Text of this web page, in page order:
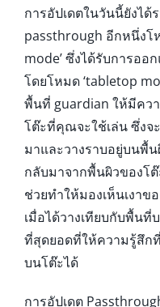
การอัปเดตในวันนี้ยังไ
passthrough อีกหนึ่งโ
mode’ ซึ่งได้รับการออ
โดยโหมด ‘tabletop
พื้นที่ guardian ให้มีคว
โต๊ะที่คุณจะใช้เล่น ซึ่งจ
มาและวางราบอยู่บนพื้
กลับมาจากพื้นผิวของโ
ช่วยทำให้มองเห็นเงา
เมื่อได้วางเทียบกับพื้นที่
ที่สุดยอดที่ให้ความรู้สึก
บนโต๊ะได้
การอัปเดต